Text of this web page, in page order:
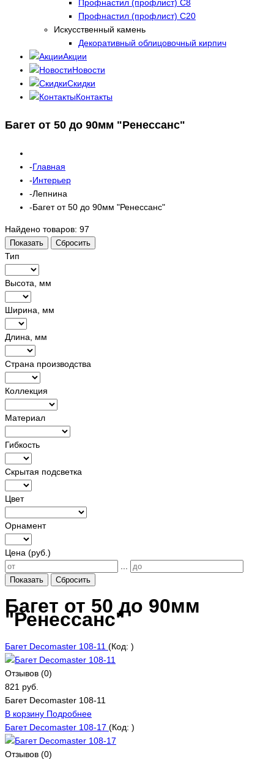
Профнастил (профлист) С8
Профнастил (профлист) С20
Искусственный камень
Декоративный облицовочный кирпич
Акции
Новости
Скидки
Контакты
Багет от 50 до 90мм "Ренессанс"
Главная
Интерьер
Лепнина
Багет от 50 до 90мм "Ренессанс"
Найдено товаров: 97
Показать Сбросить
Тип
Высота, мм
Ширина, мм
Длина, мм
Страна производства
Коллекция
Материал
Гибкость
Скрытая подсветка
Цвет
Орнамент
Цена (руб.)
Показать Сбросить
Багет от 50 до 90мм
"Ренессанс"
Багет Decomaster 108-11 (Код: )
Отзывов (0)
821 руб.
Багет Decomaster 108-11
В корзину Подробнее
Багет Decomaster 108-17 (Код: )
Отзывов (0)